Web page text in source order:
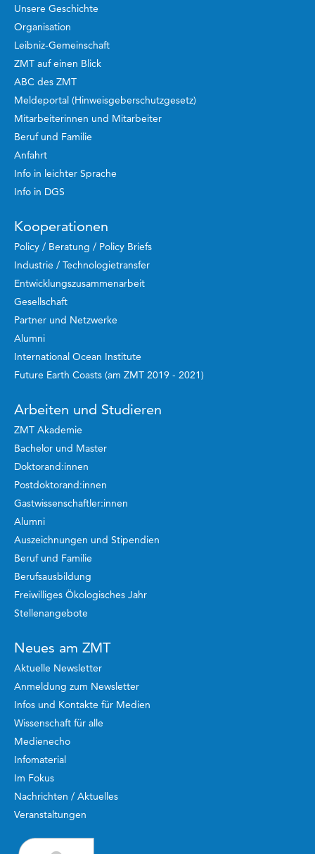
Unsere Geschichte
Organisation
Leibniz-Gemeinschaft
ZMT auf einen Blick
ABC des ZMT
Meldeportal (Hinweisgeberschutzgesetz)
Mitarbeiterinnen und Mitarbeiter
Beruf und Familie
Anfahrt
Info in leichter Sprache
Info in DGS
Kooperationen
Policy / Beratung / Policy Briefs
Industrie / Technologietransfer
Entwicklungszusammenarbeit
Gesellschaft
Partner und Netzwerke
Alumni
International Ocean Institute
Future Earth Coasts (am ZMT 2019 - 2021)
Arbeiten und Studieren
ZMT Akademie
Bachelor und Master
Doktorand:innen
Postdoktorand:innen
Gastwissenschaftler:innen
Alumni
Auszeichnungen und Stipendien
Beruf und Familie
Berufsausbildung
Freiwilliges Ökologisches Jahr
Stellenangebote
Neues am ZMT
Aktuelle Newsletter
Anmeldung zum Newsletter
Infos und Kontakte für Medien
Wissenschaft für alle
Medienecho
Infomaterial
Im Fokus
Nachrichten / Aktuelles
Veranstaltungen